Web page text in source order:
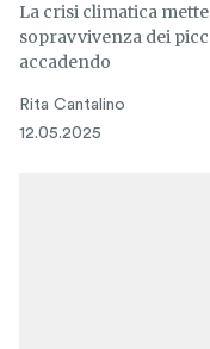
La crisi climatica
sopravvivenza dei
accadendo
Rita Cantalino
12.05.2025